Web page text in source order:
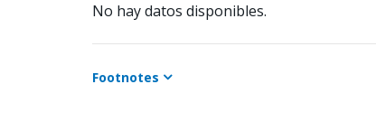
No hay datos disponibles.
Footnotes